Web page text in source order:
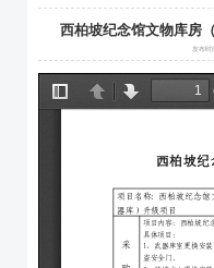
西柏坡纪念馆文物库房
发布时